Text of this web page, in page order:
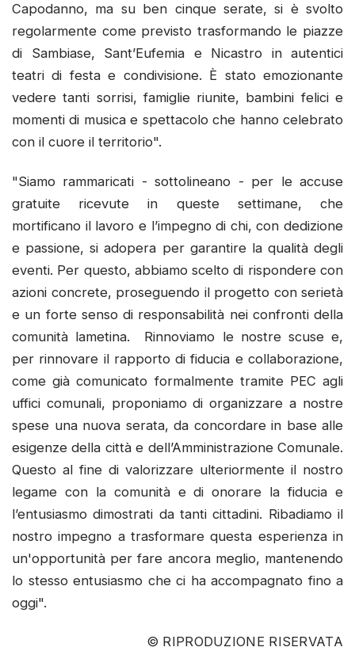
Capodanno, ma su ben cinque serate, si è svolto
regolarmente come previsto trasformando le piazze
di Sambiase, Sant’Eufemia e Nicastro in autentici
teatri di festa e condivisione. È stato emozionante
vedere tanti sorrisi, famiglie riunite, bambini felici e
momenti di musica e spettacolo che hanno celebrato
con il cuore il territorio".
"Siamo rammaricati - sottolineano - per le accuse
gratuite ricevute in queste settimane, che
mortificano il lavoro e l’impegno di chi, con dedizione
e passione, si adopera per garantire la qualità degli
eventi. Per questo, abbiamo scelto di rispondere con
azioni concrete, proseguendo il progetto con serietà
e un forte senso di responsabilità nei confronti della
comunità lametina. Rinnoviamo le nostre scuse e,
per rinnovare il rapporto di fiducia e collaborazione,
come già comunicato formalmente tramite PEC agli
uffici comunali, proponiamo di organizzare a nostre
spese una nuova serata, da concordare in base alle
esigenze della città e dell’Amministrazione Comunale.
Questo al fine di valorizzare ulteriormente il nostro
legame con la comunità e di onorare la fiducia e
l’entusiasmo dimostrati da tanti cittadini. Ribadiamo il
nostro impegno a trasformare questa esperienza in
un'opportunità per fare ancora meglio, mantenendo
lo stesso entusiasmo che ci ha accompagnato fino a
oggi".
© RIPRODUZIONE RISERVATA